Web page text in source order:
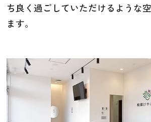
ち良く過ごしていただけるような
ます。